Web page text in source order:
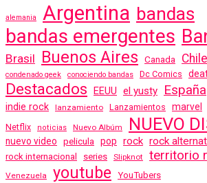
alemania Argentina bandas
bandas emergentes
Brasil Buenos Aires Canada Chile
condenado geek conociendo bandas Dc Comics
Destacados EEUU el yusty España
indie rock lanzamiento Lanzamientos marvel
Netflix noticias Nuevo Albúm NUEVO
nuevo video
pelicula pop rock rock
rock internacional series Slipknot territorio
Venezuela youtube YouTubers